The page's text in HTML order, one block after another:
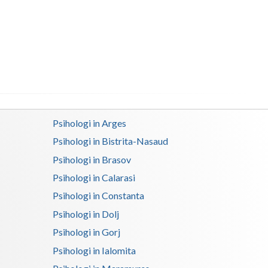
Covasna
Dolj
Galati
Giurgiu
Gorj
Psihologi in Arges
Psihologi in Bistrita-Nasaud
Psihologi in Brasov
Psihologi in Calarasi
Psihologi in Constanta
Psihologi in Dolj
Psihologi in Gorj
Psihologi in Ialomita